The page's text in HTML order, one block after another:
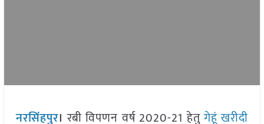
नरसिंहपुर। रबी विपणन वर्ष 2020-21 हेतुगेहूं खरीदी